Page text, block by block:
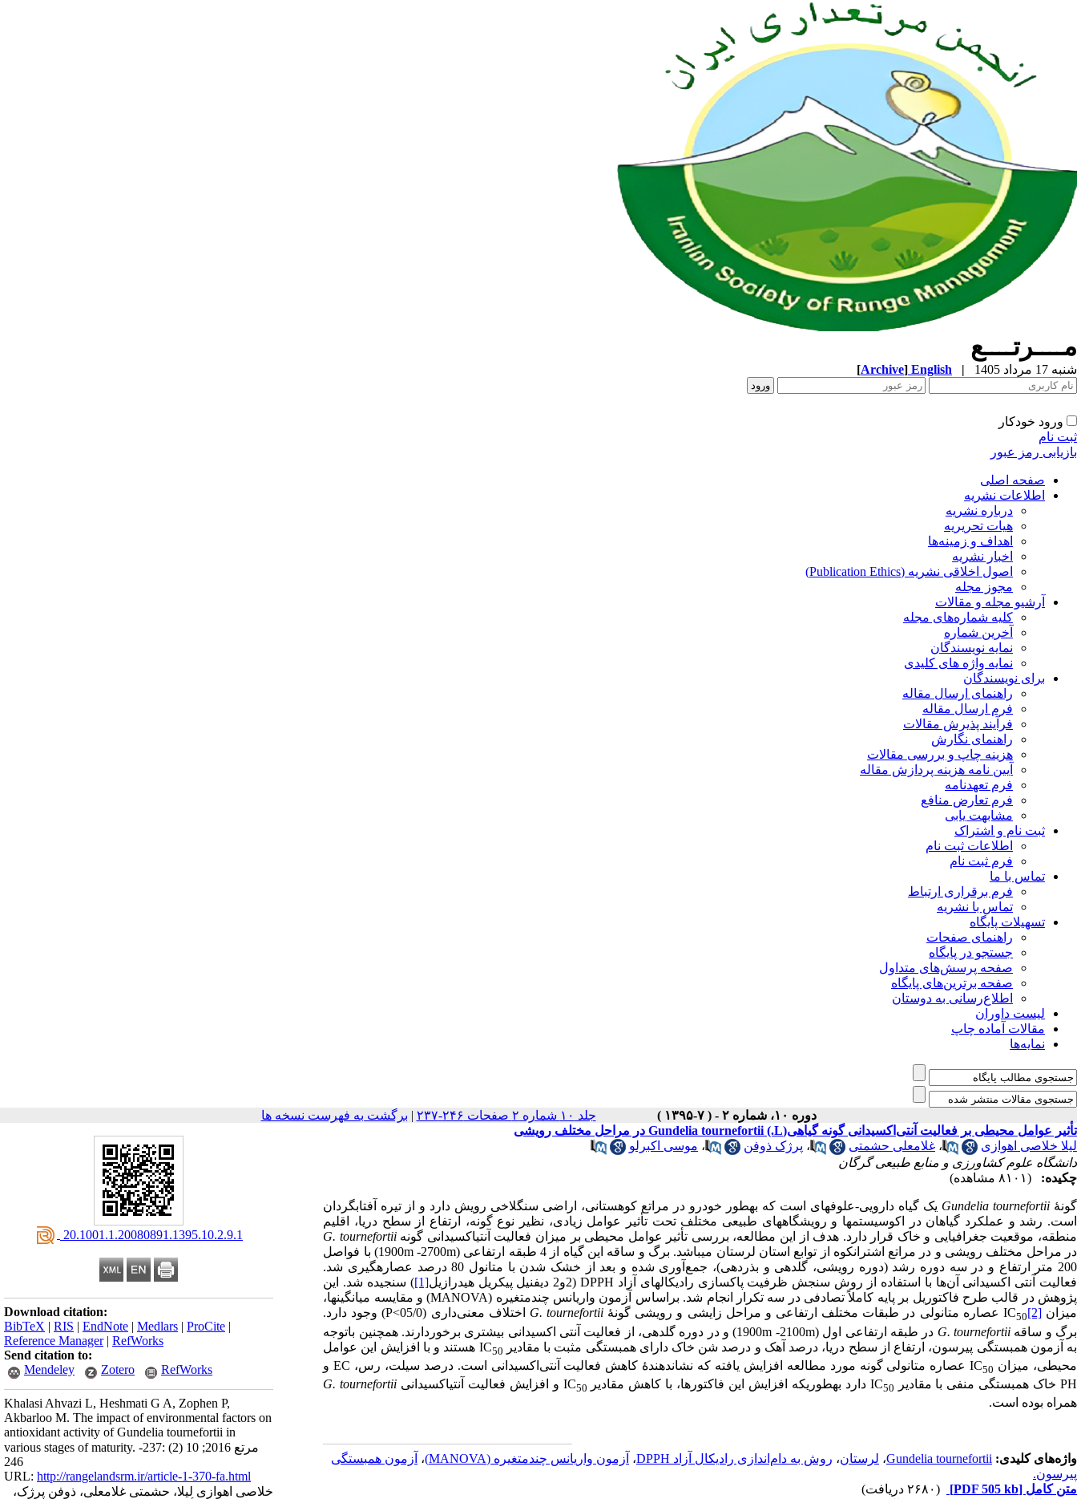
مــــرتــــع
شنبه 17 مرداد 1405 |
English
[Archive]
ورود خودکار
ثبت نام
بازیابی رمز عبور
صفحه اصلی
اطلاعات نشریه
درباره نشریه
هیات تحریریه
اهداف و زمینه‌ها
اخبار نشریه
اصول اخلاقی نشریه (Publication Ethics)
مجوز مجله
آرشیو مجله و مقالات
کلیه شماره‌های مجله
آخرین شماره
نمایه نویسندگان
نمایه واژه های کلیدی
برای نویسندگان
راهنمای ارسال مقاله
فرم ارسال مقاله
فرآیند پذیرش مقالات
راهنمای نگارش
هزینه چاپ و بررسی مقالات
آیین نامه هزینه پردازش مقاله
فرم تعهدنامه
فرم تعارض منافع
مشابهت یابی
ثبت نام و اشتراک
اطلاعات ثبت نام
فرم ثبت نام
تماس با ما
فرم برقراری ارتباط
تماس با نشریه
تسهیلات پایگاه
راهنمای صفحات
جستجو در پایگاه
صفحه پرسش‌های متداول
صفحه برترین‌های پایگاه
اطلاع‌رسانی به دوستان
لیست داوران
مقالات آماده چاپ
نمایه‌ها
دوره ۱۰، شماره ۲ - ( ۷-۱۳۹۵ ) جلد ۱۰ شماره ۲ صفحات ۲۴۶-۲۳۷ | برگشت به فهرست نسخه ها
‎ 20.1001.1.20080891.1395.10.2.9.1
Download citation:
BibTeX | RIS | EndNote | Medlars | ProCite |
Reference Manager| RefWorks
Send citation to:
Mendeley
Zotero RefWorks
Khalasi Ahvazi L, Heshmati G A, Zophen P,
Akbarloo M. The impact of environmental factors on
antioxidant activity of Gundelia tournefortii in
various stages of maturity. مرتع 2016; 10 (2) :237-
246
URL: http://rangelandsrm.ir/article-1-370-fa.html
خلاصی اهوازی لیلا، حشمتی غلامعلی، ذوفن پرژک،
تأثیر عوامل محیطی بر فعالیت آنتی‌اکسیدانی گونه گیاهی(L.) Gundelia tournefortii در مراحل مختلف رویشی
لیلا خلاصی اهوازی
، غلامعلی حشمتی ، پرژک ذوفن ، موسی اکبرلو
دانشگاه علوم کشاورزی و منابع طبیعی گرگان
چکیده:
(۸۱۰۱ مشاهده)
گونۀ Gundelia tournefortii یک گیاه دارویی-علوفه­ای است که به­طور خودرو در مراتع کوهستانی، اراضی سنگلاخی رویش دارد و از تیره آفتابگردان
است. رشد و عملکرد گیاهان در اکوسیستم­ها و رویشگاه­های طبیعی مختلف تحت تأثیر عوامل زیادی، نظیر نوع گونه، ارتفاع از سطح دریا، اقلیم
منطقه، موقعیت جغرافیایی و خاک قرار دارد. هدف از این مطالعه، بررسی تأثیر عوامل محیطی بر میزان فعالیت آنتی­اکسیدانی گونهG. tournefortii
در مراحل مختلف رویشی و در مراتع اشترانکوه از توابع استان لرستان می­باشد. برگ و ساقه این گیاه از 4 طبقه ارتفاعی ( m
2700-
m
1900) با فواصل
200 متر ارتفاع و در سه دوره رشد (دوره رویشی، گلدهی و بذردهی)، جمع‌آوری شده و بعد از خشک شدن با متانول 80 درصد عصاره­گیری شد.
فعالیت آنتی اکسیدانی آن‌ها با استفاده از روش سنجش ظرفیت پاک­سازی رادیکال­های آزاد DPPH (2و2 دی­فنیل پیکریل هیدرازیل [1]) سنجیده شد.
این
پژوهش در قالب طرح فاکتوریل بر پایه کاملاً تصادفی در سه تکرار انجام شد. براساس آزمون واریانس چندمتغیره (MANOVA)و مقایسه میانگین­ها،
میزان[2]
IC50 عصاره متانولی در طبقات مختلف ارتفاعی و مراحل زایشی و رویشی گونۀ G. tournefortii اختلاف معنی‌داری (05/0 (P< وجود دارد.
برگ­ و ساقهG. tournefortii در طبقه ارتفاعی اول (m
2100-
m1900) و در دوره گلدهی، از فعالیت آنتی اکسیدانی بیشتری برخوردارند. همچنین
باتوجه
به آزمون همبستگی پیرسون، ارتفاع از سطح دریا، درصد آهک و درصد شن خاک دارای همبستگی مثبت با مقادیر
IC50
هستند و با افزایش این عوامل
محیطی، میزان IC50 عصاره متانولی گونه مورد مطالعه افزایش یافته که نشان­دهندۀ کاهش فعالیت آنتی‌اکسیدانی است. درصد سیلت، رس، ECو
PHخاک همبستگی منفی با مقادیر IC50 دارد به­طوری­که افزایش این فاکتورها، با کاهش مقادیر IC50 و افزایش فعالیت آنتی­اکسیدانی G. tournefortii
همراه بوده است.
واژه‌های کلیدی: Gundelia tournefortii، لرستان، روش به دام‌اندازی رادیکال آزاد DPPH ، آزمون واریانس چندمتغیره (MANOVA) ، آزمون همبستگی
پیرسون.
متن کامل [PDF 505 kb]
(۲۶۸۰ دریافت)